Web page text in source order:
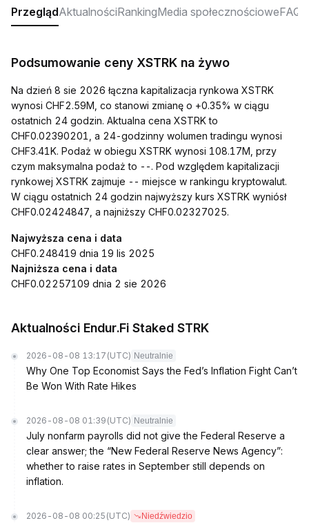
PrzeglądAktualnościRankingMedia społecznościoweFAQ
Podsumowanie ceny XSTRK na żywo
Na dzień 8 sie 2026 łączna kapitalizacja rynkowa XSTRK
wynosi CHF2.59M, co stanowi zmianę o +0.35% w ciągu
ostatnich 24 godzin. Aktualna cena XSTRK to
CHF0.02390201, a 24-godzinny wolumen tradingu wynosi
CHF3.41K. Podaż w obiegu XSTRK wynosi 108.17M, przy
czym maksymalna podaż to --. Pod względem kapitalizacji
rynkowej XSTRK zajmuje -- miejsce w rankingu kryptowalut.
W ciągu ostatnich 24 godzin najwyższy kurs XSTRK wyniósł
CHF0.02424847, a najniższy CHF0.02327025.
Najwyższa cena i data
CHF0.248419 dnia 19 lis 2025
Najniższa cena i data
CHF0.02257109 dnia 2 sie 2026
Aktualności Endur.Fi Staked STRK
2026-08-08 13:17 (UTC) Neutralnie
Why One Top Economist Says the Fed’s Inflation Fight Can’t
Be Won With Rate Hikes
2026-08-08 01:39 (UTC) Neutralnie
July nonfarm payrolls did not give the Federal Reserve a
clear answer; the “New Federal Reserve News Agency”:
whether to raise rates in September still depends on
inflation.
2026-08-08 00:25 (UTC) Niedźwiedzio